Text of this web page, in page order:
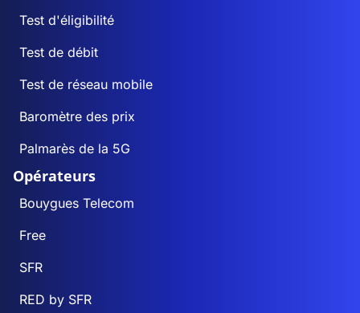
Test d'éligibilité
Test de débit
Test de réseau mobile
Baromètre des prix
Palmarès de la 5G
Opérateurs
Bouygues Telecom
Free
SFR
RED by SFR